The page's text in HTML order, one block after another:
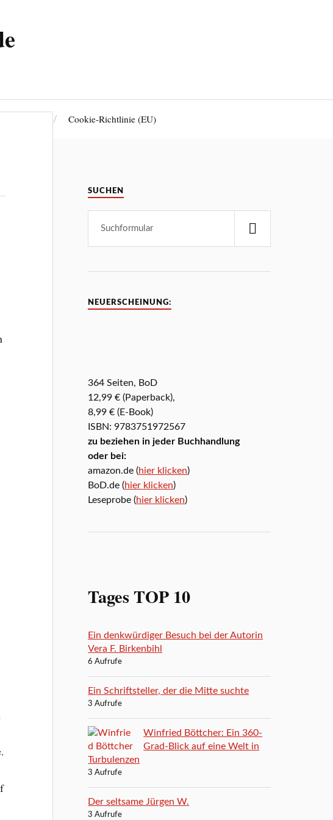
Cookie-Richtlinie (EU)
SUCHEN
NEUERSCHEINUNG:
364 Seiten, BoD
12,99 € (Paperback),
8,99 € (E-Book)
ISBN: 9783751972567
zu beziehen in jeder Buchhandlung
oder bei:
amazon.de (hier klicken)
BoD.de (hier klicken)
Leseprobe (hier klicken)
Tages TOP 10
Ein denkwürdiger Besuch bei der Autorin
Vera F. Birkenbihl
6 Aufrufe
Ein Schriftsteller, der die Mitte suchte
3 Aufrufe
Winfried Böttcher: Ein 360-
Grad-Blick auf eine Welt in
Turbulenzen
3 Aufrufe
Der seltsame Jürgen W.
3 Aufrufe